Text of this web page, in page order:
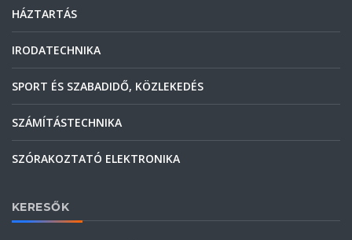
HÁZTARTÁS
IRODATECHNIKA
SPORT ÉS SZABADIDŐ, KÖZLEKEDÉS
SZÁMÍTÁSTECHNIKA
SZÓRAKOZTATÓ ELEKTRONIKA
KERESŐK